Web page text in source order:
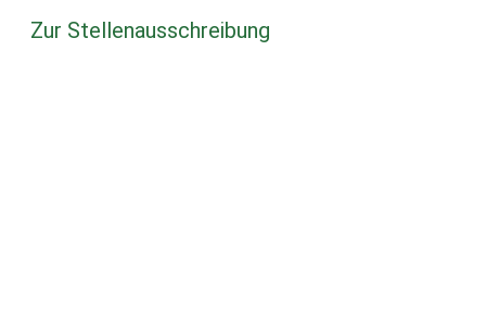
Zur Stellenausschreibung